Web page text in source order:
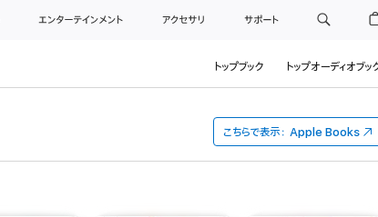
エンターテインメント アクセサリ サポート
トップブック トップオーディオブッ
こちらで表示： Apple Books